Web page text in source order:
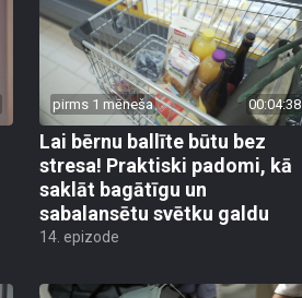
pirms 1 mēneša 00:04:38
Lai bērnu ballīte būtu bez
stresa! Praktiski padomi, kā
saklāt bagātīgu un
sabalansētu svētku galdu
14. epizode